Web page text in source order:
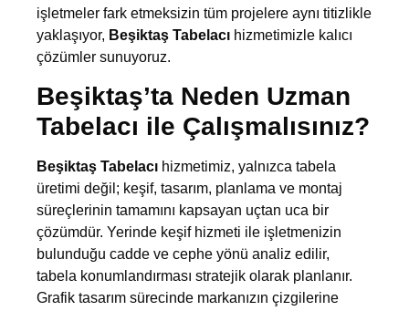
işletmeler fark etmeksizin tüm projelere aynı titizlikle
yaklaşıyor, Beşiktaş Tabelacı hizmetimizle kalıcı
çözümler sunuyoruz.
Beşiktaş’ta Neden Uzman
Tabelacı ile Çalışmalısınız?
Beşiktaş Tabelacı hizmetimiz, yalnızca tabela
üretimi değil; keşif, tasarım, planlama ve montaj
süreçlerinin tamamını kapsayan uçtan uca bir
çözümdür. Yerinde keşif hizmeti ile işletmenizin
bulunduğu cadde ve cephe yönü analiz edilir,
tabela konumlandırması stratejik olarak planlanır.
Grafik tasarım sürecinde markanızın çizgilerine